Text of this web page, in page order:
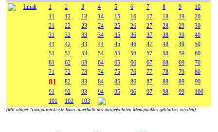
Inhalt 1 2 3 4 5 6 7 8 9
10
11
12 13 14 15 16 17 18 19
20
21
22 23 24 25 26 27 28 29
30
31
32 33 34 35 36 37 38 39
40
41
42 43 44 45 46 47 48 49
50
51
52 53 54 55 56 57 58 59
60
61
62 63 64 65 66 67 68 69
70
71
72 73 74 75 76 77 78 79 80
81 82 83 84 85 86 87 88 89
90
91
92 93 94 95 96 97 98 99
100
101
102 103
(Mit obiger Navigationsleiste kann innerhalb des ausgewählten Menüpunktes geblättert werden)